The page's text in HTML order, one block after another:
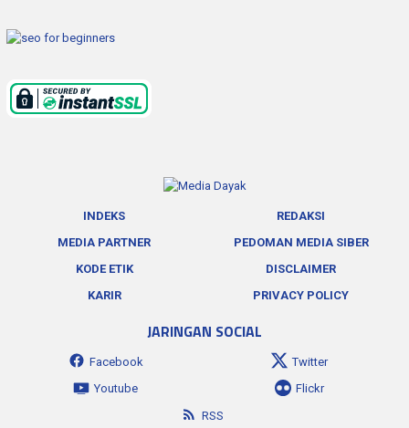
INDEKS
REDAKSI
MEDIA PARTNER
PEDOMAN MEDIA SIBER
KODE ETIK
DISCLAIMER
KARIR
PRIVACY POLICY
JARINGAN SOCIAL
Facebook
Twitter
Youtube
Flickr
RSS